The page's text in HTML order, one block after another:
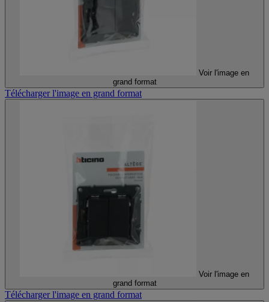
Voir l'image en
grand format
Télécharger l'image en grand format
Voir l'image en
grand format
Télécharger l'image en grand format